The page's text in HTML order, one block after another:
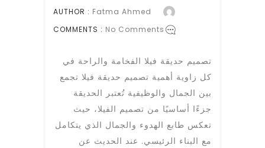
AUTHOR : Fatma Ahmed
COMMENTS : No Comments
تصميم حديقة فيلا الفخامة والراحة في
كل زاوية أهمية تصميم حديقة فيلا تجمع
بين الجمال والوظيفية تُعتبر الحديقة
جزءًا أساسيًا من تصميم الفيلا، حيث
تعكس طابع الهدوء والجمال الذي يتكامل
مع البناء الرئيسي. عند الحديث عن